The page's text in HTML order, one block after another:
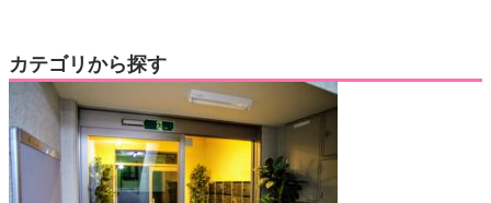
カテゴリから探す